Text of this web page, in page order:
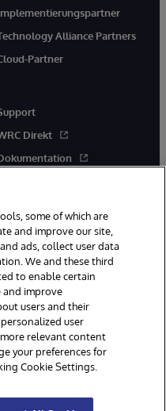
Alliance Partners
Partner
Direkt
Boston, MA. Alle Rechte
Barrierefreiheit
some of which are
and improve our site,
ads, collect user data
We and these third
to enable certain
and improve
users and their
user
more relevant content
your preferences for
Cookie Settings.